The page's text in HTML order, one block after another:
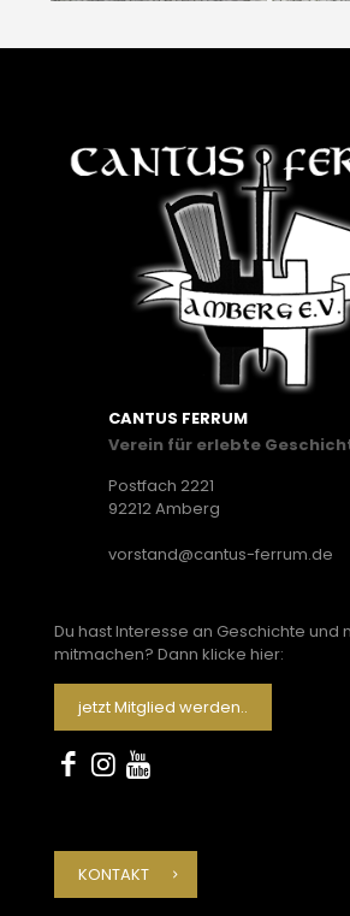
CANTUS FERRUM
Verein für erlebte
Postfach 2221
92212 Amberg
vorstand@cantus-ferrum.de
Du hast Interesse an Geschichte und
mitmachen? Dann klicke hier:
jetzt Mitglied werden..
KONTAKT